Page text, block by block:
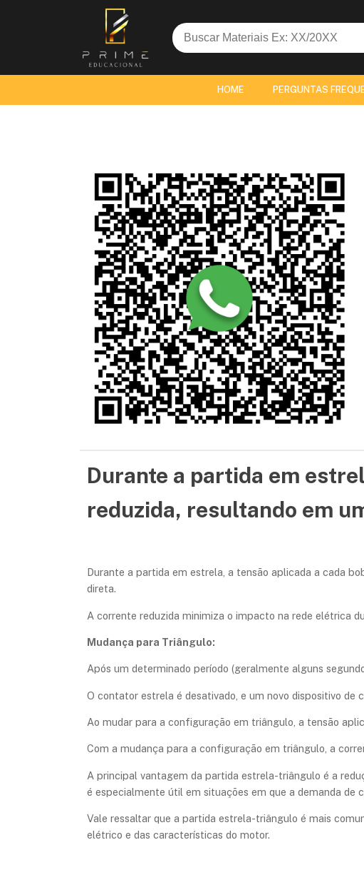
Search
for:
HOME PERGUNTAS
Durante a partida em
reduzida, resultando em
Durante a partida em estrela, a tensão aplicada a cada
direta.
A corrente reduzida minimiza o impacto na rede elétrica
Mudança para Triângulo:
Após um determinado período (geralmente alguns
O contator estrela é desativado, e um novo dispositivo
Ao mudar para a configuração em triângulo, a tensão
Com a mudança para a configuração em triângulo, a
A principal vantagem da partida estrela-triângulo é a
é especialmente útil em situações em que a demanda
Vale ressaltar que a partida estrela-triângulo é mais
elétrico e das características do motor.